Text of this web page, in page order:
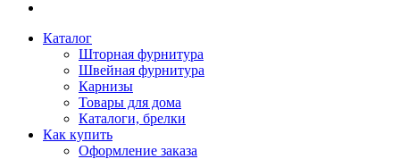
Каталог
Шторная фурнитура
Швейная фурнитура
Карнизы
Товары для дома
Каталоги, брелки
Как купить
Оформление заказа